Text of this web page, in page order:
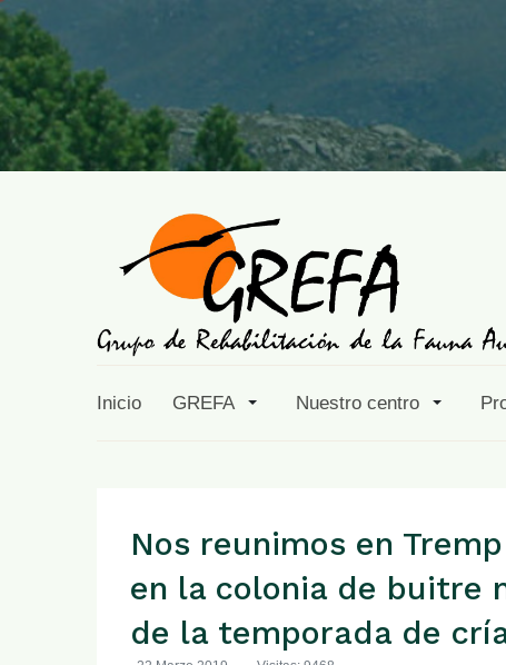
Inicio GREFA Nuestro centro
Nos reunimos en
en la colonia de buitre
de la temporada de